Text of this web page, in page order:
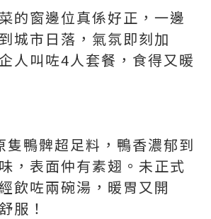
的窗邊位真係好正，一邊
城市日落，氣氛即刻加
人叫咗4人套餐，食得又暖
隻鴨髀超足料，鴨香濃郁到
，表面仲有素翅。未正式
飲咗兩碗湯，暖胃又開
服！